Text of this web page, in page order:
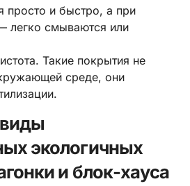
просто и быстро, а при
легко смываются или
Такие покрытия не
среде, они
экологичных
и блок-хауса